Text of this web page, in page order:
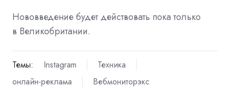
Нововведение будет действовать пока только
в Великобритании.
Темы: Instagram
Техника
онлайн-реклама
Вебмониторэкс